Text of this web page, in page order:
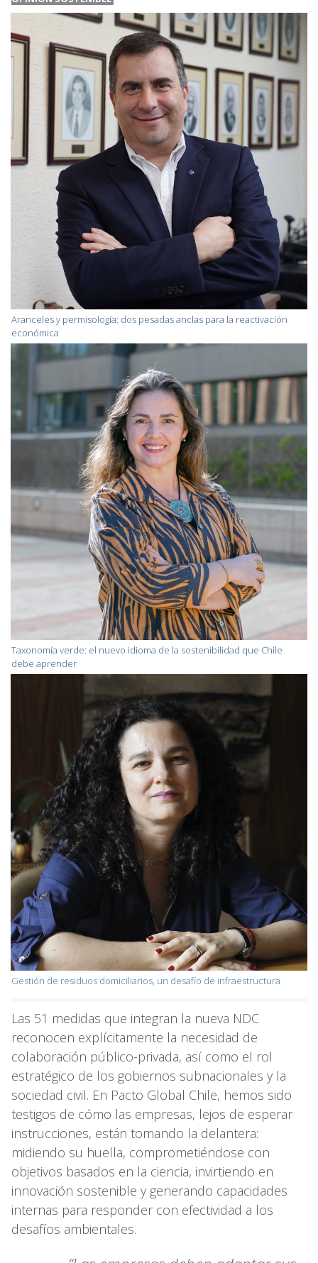
Aranceles y permisología: dos pesadas anclas para la reactivación
económica
Taxonomía verde: el nuevo idioma de la sostenibilidad que Chile
debe aprender
Gestión de residuos domiciliarios, un desafío de infraestructura
Las 51 medidas que integran la nueva NDC
reconocen explícitamente la necesidad de
colaboración público-privada, así como el rol
estratégico de los gobiernos subnacionales y la
sociedad civil. En Pacto Global Chile, hemos sido
testigos de cómo las empresas, lejos de esperar
instrucciones, están tomando la delantera:
midiendo su huella, comprometiéndose con
objetivos basados en la ciencia, invirtiendo en
innovación sostenible y generando capacidades
internas para responder con efectividad a los
desafíos ambientales.